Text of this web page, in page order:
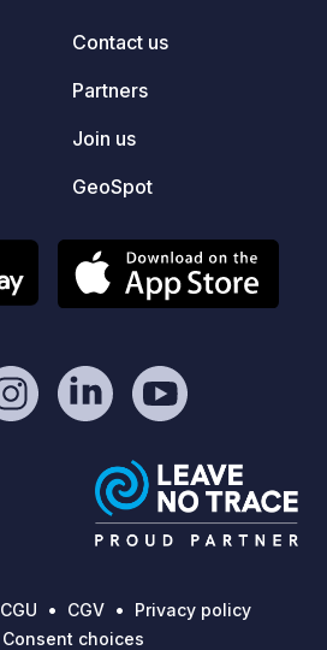
Contact us
Partners
Join us
GeoSpot
CGU CGV
Privacy policy
Consent choices